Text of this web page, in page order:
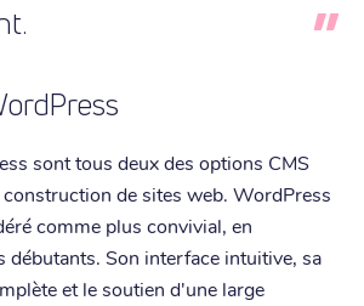
sont tous deux des options CMS
de sites web. WordPress
comme plus convivial, en
débutants. Son interface intuitive, sa
et le soutien d'une large